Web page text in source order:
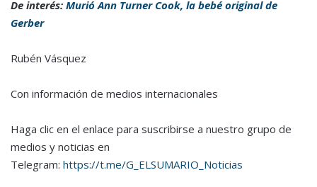
De interés: Murió Ann Turner Cook, la bebé original de
Gerber
Rubén Vásquez
Con información de medios internacionales
Haga clic en el enlace para suscribirse a nuestro grupo de
medios y noticias en
Telegram: https://t.me/G_ELSUMARIO_Noticias